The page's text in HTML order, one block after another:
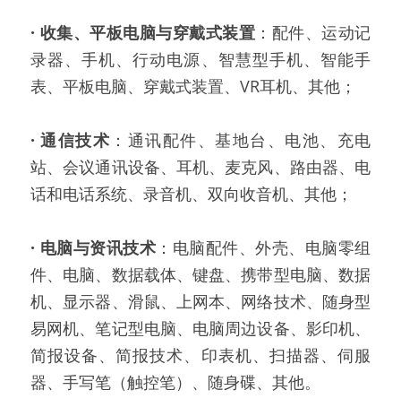
· 收集、平板电脑与穿戴式装置 ：配件、运动记
录器、手机、行动电源、智慧型手机、智能手
表、平板电脑、穿戴式装置、VR耳机、其他；
· 通信技术 ：通讯配件、基地台、电池、充电
站、会议通讯设备、耳机、麦克风、路由器、电
话和电话系统、录音机、双向收音机、其他；
· 电脑与资讯技术 ：电脑配件、外壳、电脑零组
件、电脑、数据载体、键盘、携带型电脑、数据
机、显示器、滑鼠、上网本、网络技术、随身型
易网机、笔记型电脑、电脑周边设备、影印机、
简报设备、简报技术、印表机、扫描器、伺服
器、手写笔（触控笔）、随身碟、其他。